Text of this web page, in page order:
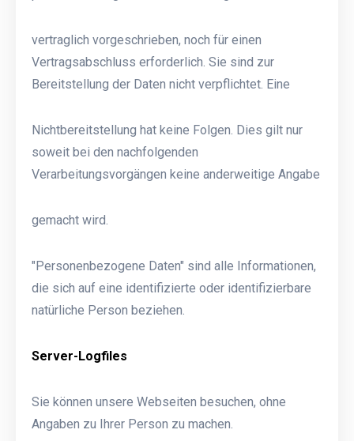
vertraglich vorgeschrieben, noch für einen
Vertragsabschluss erforderlich. Sie sind zur
Bereitstellung der Daten nicht verpflichtet. Eine
Nichtbereitstellung hat keine Folgen. Dies gilt nur
soweit bei den nachfolgenden
Verarbeitungsvorgängen keine anderweitige Angabe
gemacht wird.
"Personenbezogene Daten" sind alle Informationen,
die sich auf eine identifizierte oder identifizierbare
natürliche Person beziehen.
Server-Logfiles
Sie können unsere Webseiten besuchen, ohne
Angaben zu Ihrer Person zu machen.